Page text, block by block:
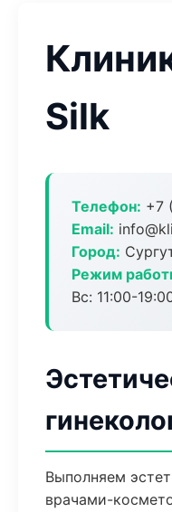
Silk
Телефон: +7
Email:
Город:
Режим
Вс: 11:00-
Выполняем
врачами-